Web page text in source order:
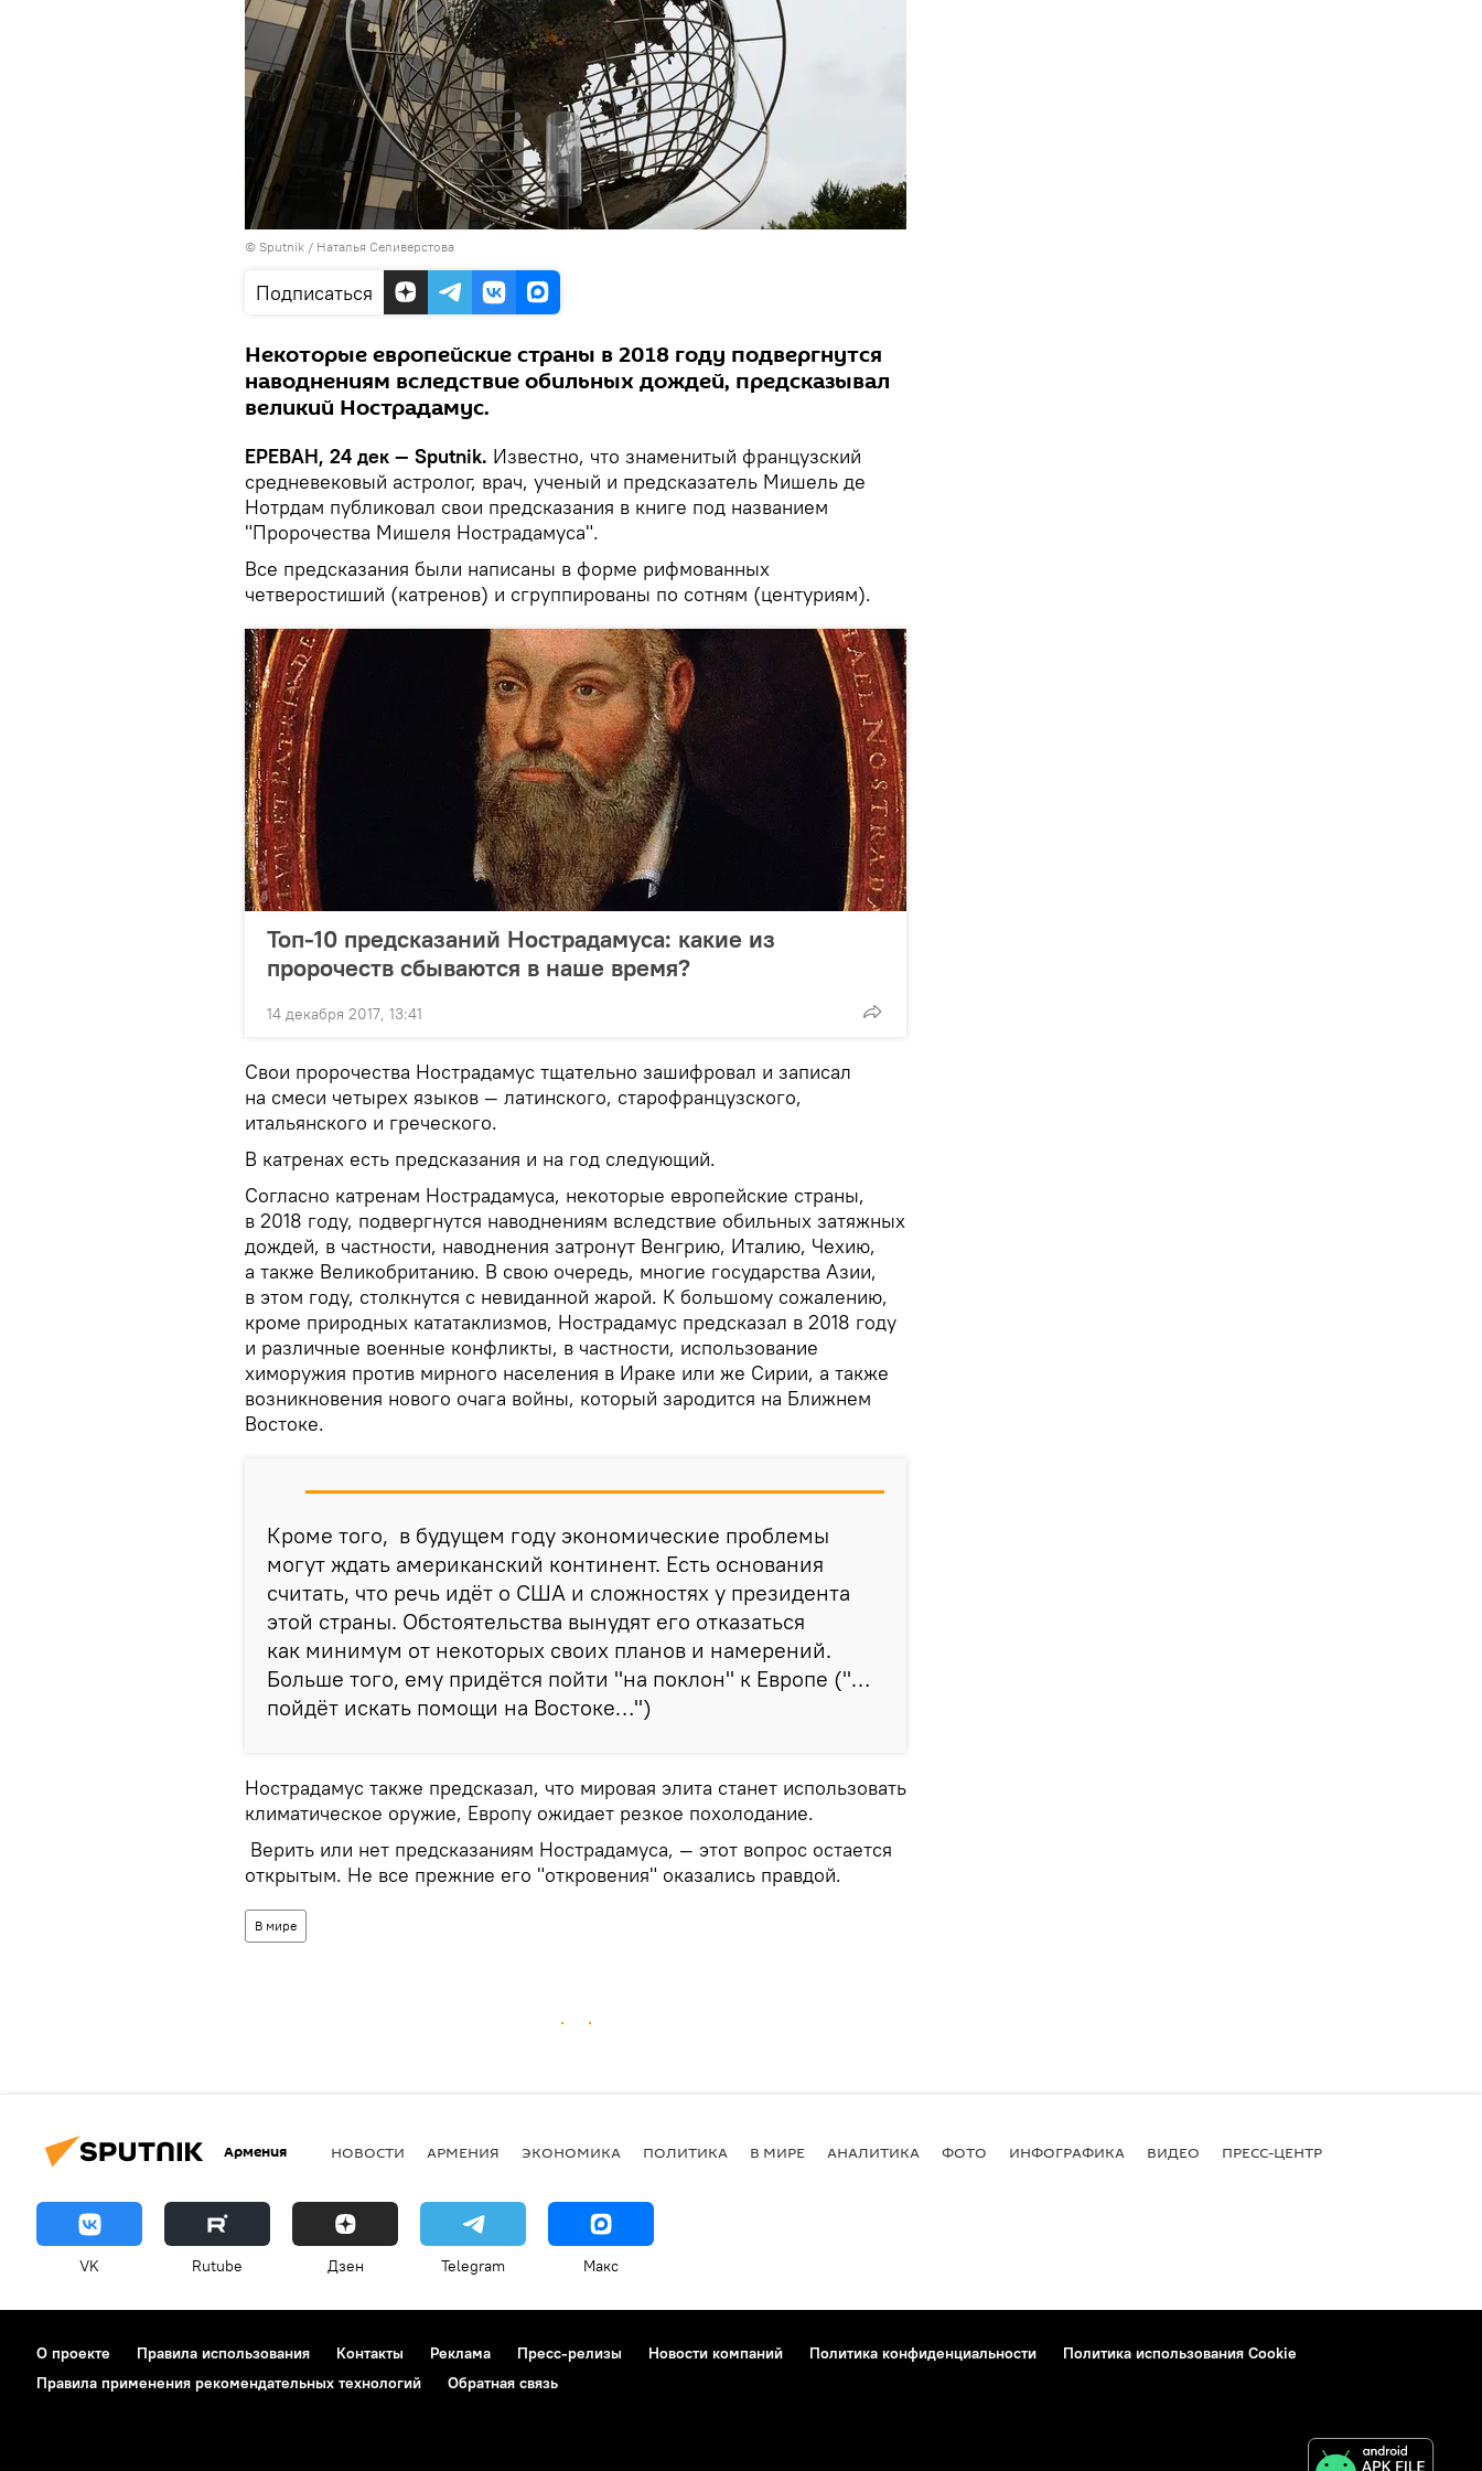
© Sputnik / Наталья Селиверстова
Подписаться
Некоторые европейские страны в 2018 году подвергнутся
наводнениям вследствие обильных дождей, предсказывал
великий Нострадамус.
ЕРЕВАН, 24 дек — Sputnik. Известно, что знаменитый французский
средневековый астролог, врач, ученый и предсказатель Мишель де
Нотрдам публиковал свои предсказания в книге под названием
"Пророчества Мишеля Нострадамуса".
Все предсказания были написаны в форме рифмованных
четверостиший (катренов) и сгруппированы по сотням (центуриям).
Топ-10 предсказаний Нострадамуса: какие из
пророчеств сбываются в наше время?
14 декабря 2017, 13:41
Свои пророчества Нострадамус тщательно зашифровал и записал
на смеси четырех языков — латинского, старофранцузского,
итальянского и греческого.
В катренах есть предсказания и на год следующий.
Согласно катренам Нострадамуса, некоторые европейские страны,
в 2018 году, подвергнутся наводнениям вследствие обильных затяжных
дождей, в частности, наводнения затронут Венгрию, Италию, Чехию,
а также Великобританию. В свою очередь, многие государства Азии,
в этом году, столкнутся с невиданной жарой. К большому сожалению,
кроме природных кататаклизмов, Нострадамус предсказал в 2018 году
и различные военные конфликты, в частности, использование
химоружия против мирного населения в Ираке или же Сирии, а также
возникновения нового очага войны, который зародится на Ближнем
Востоке.
Кроме того, в будущем году экономические проблемы
могут ждать американский континент. Есть основания
считать, что речь идёт о США и сложностях у президента
этой страны. Обстоятельства вынудят его отказаться
как минимум от некоторых своих планов и намерений.
Больше того, ему придётся пойти "на поклон" к Европе ("…
пойдёт искать помощи на Востоке…")
Нострадамус также предсказал, что мировая элита станет использовать
климатическое оружие, Европу ожидает резкое похолодание.
Верить или нет предсказаниям Нострадамуса, — этот вопрос остается
открытым. Не все прежние его "откровения" оказались правдой.
В мире
Армения НОВОСТИ АРМЕНИЯ ЭКОНОМИКА ПОЛИТИКА В МИРЕ АНАЛИТИКА ФОТО ИНФОГРАФИКА ВИДЕО ПРЕСС-ЦЕНТР
VK Rutube Дзен Telegram Макс
О проекте Правила использования Контакты Реклама Пресс-релизы Новости компаний Политика конфиденциальности
Политика использования Cookie
Правила применения рекомендательных технологий
Обратная связь